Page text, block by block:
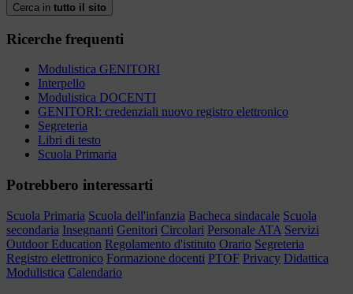
Cerca in tutto il sito
Ricerche frequenti
Modulistica GENITORI
Interpello
Modulistica DOCENTI
GENITORI: credenziali nuovo registro elettronico
Segreteria
Libri di testo
Scuola Primaria
Potrebbero interessarti
Scuola Primaria Scuola dell'infanzia Bacheca sindacale Scuola
secondaria Insegnanti Genitori Circolari Personale ATA Servizi
Outdoor Education Regolamento d'istituto Orario Segreteria
Registro elettronico Formazione docenti PTOF Privacy Didattica
Modulistica Calendario